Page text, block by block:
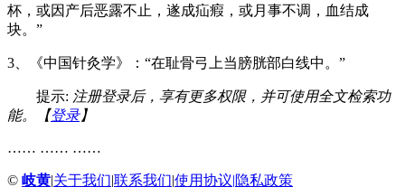
杯，或因产后恶露不止，遂成疝瘕，或月事不调，血结成
块。”
3、《中国针灸学》：“在耻骨弓上当膀胱部白线中。”
提示: 注册登录后，享有更多权限，并可使用全文检索功
能。【登录】
…… …… ……
© 岐黄|关于我们|联系我们|使用协议|隐私政策